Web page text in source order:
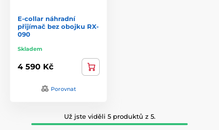
E-collar náhradní
přijímač bez obojku RX-
090
Skladem
4 590 Kč
Porovnat
Už jste viděli 5 produktů z 5.